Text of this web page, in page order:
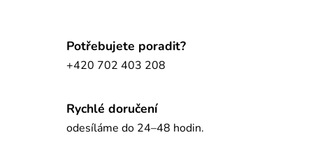
Potřebujete poradit?
+420 702 403 208
Rychlé doručení
odesíláme do 24–48 hodin.